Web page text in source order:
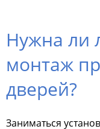
Нужна ли
монтаж
дверей?
Заниматься